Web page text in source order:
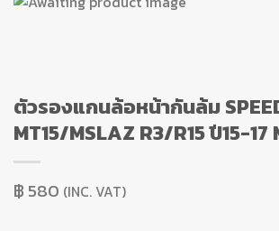
ตัวรองแกนล้อหน้ากันล้ม
MT15/MSLAZ R3/R15 ปี15-17
฿ 580 (INC. VAT)